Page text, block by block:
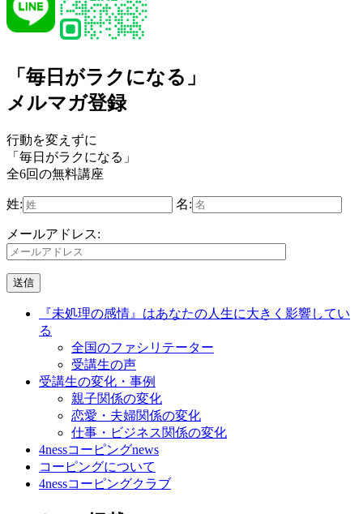
「毎日がラクになる」
メルマガ登録
行動を変えずに
「毎日がラクになる」
全6回の無料講座
姓: 名:
メールアドレス:
『未処理の感情』はあなたの人生に大きく影響してい
る
全国のファシリテーター
受講生の声
受講生の変化・事例
親子関係の変化
恋愛・夫婦関係の変化
仕事・ビジネス関係の変化
4nessコーピングnews
コーピングについて
4nessコーピングクラブ